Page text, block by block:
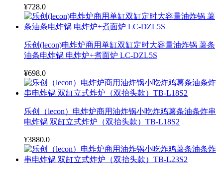
¥728.0
乐创(lecon)电炸炉商用单缸双缸定时大容量油炸锅 薯条
油条电炸锅 电炸炉+煮面炉 LC-DZL5S
¥698.0
乐创（lecon）电炸炉商用油炸锅小吃炸鸡薯条油条炸串
电炸锅 双缸立式炸炉（双抬头款）TB-L18S2
¥3880.0